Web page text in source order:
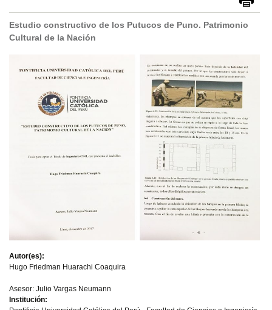
Estudio constructivo de los Putucos de Puno. Patrimonio
Cultural de la Nación
Autor(es):
Hugo Friedman Huarachi Coaquira
Asesor: Julio Vargas Neumann
Institución: